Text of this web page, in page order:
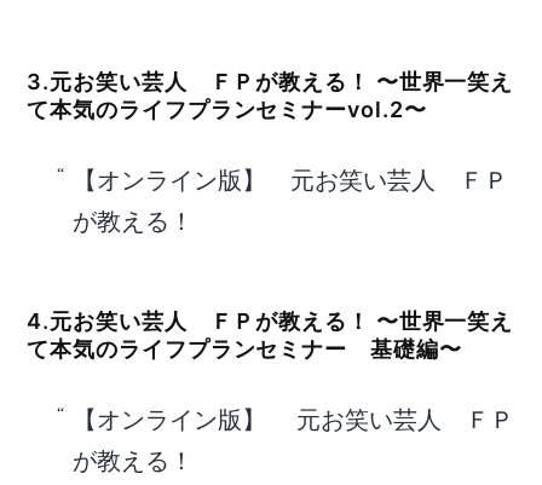
3.元お笑い芸人 ＦＰが教える！ 〜世界一笑え
て本気のライフプランセミナーvol.2〜
【オンライン版】 元お笑い芸人 ＦＰ
が教える！
4.元お笑い芸人 ＦＰが教える！ 〜世界一笑え
て本気のライフプランセミナー 基礎編〜
【オンライン版】 元お笑い芸人 ＦＰ
が教える！